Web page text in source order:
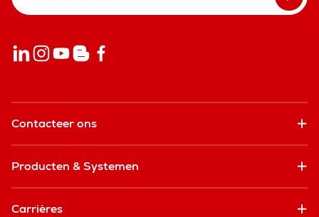
Contacteer ons
Producten & Systemen
Carrières